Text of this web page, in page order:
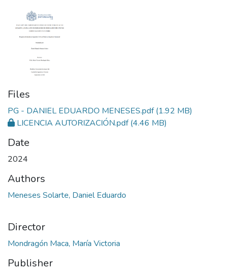
Files
PG - DANIEL EDUARDO MENESES.pdf(1.92 MB)
LICENCIA AUTORIZACIÓN.pdf(4.46 MB)
Date
2024
Authors
Meneses Solarte, Daniel Eduardo
Director
Mondragón Maca, María Victoria
Publisher